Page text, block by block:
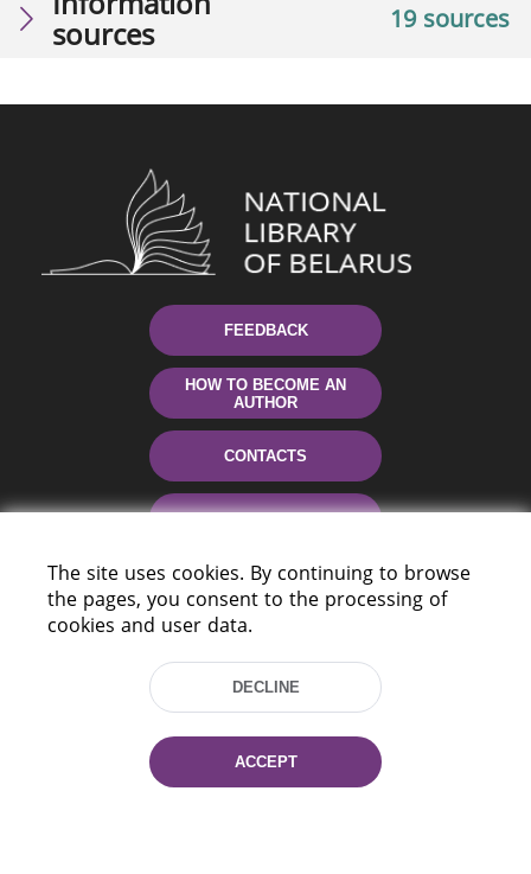
19 sources
sources
FEEDBACK
HOW TO BECOME AN
AUTHOR
CONTACTS
220114, Niezaležnasci Ave. 116, Minsk,
The site uses cookies. By continuing to browse
the pages, you consent to the processing of
cookies and user data.
DECLINE
ACCEPT